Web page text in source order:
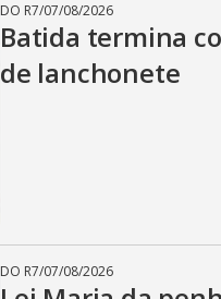
DO R7/07/08/2026
Batida termina
de lanchonete
DO R7/07/08/2026